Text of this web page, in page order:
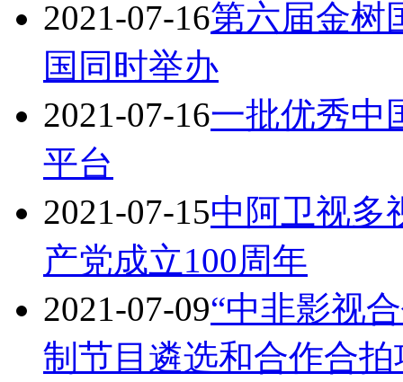
2021-07-16第六届金树
国同时举办
2021-07-16一批优秀中
平台
2021-07-15中阿卫视多
产党成立100周年
2021-07-09“中非影视
制节目遴选和合作合